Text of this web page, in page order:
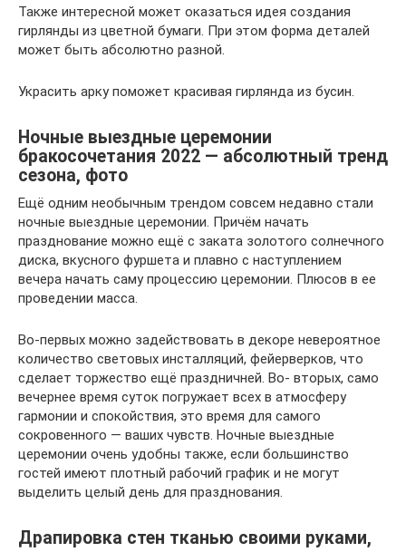
Также интересной может оказаться идея создания
гирлянды из цветной бумаги. При этом форма деталей
может быть абсолютно разной.
Украсить арку поможет красивая гирлянда из бусин.
Ночные выездные церемонии
бракосочетания 2022 — абсолютный тренд
сезона, фото
Ещё одним необычным трендом совсем недавно стали
ночные выездные церемонии. Причём начать
празднование можно ещё с заката золотого солнечного
диска, вкусного фуршета и плавно с наступлением
вечера начать саму процессию церемонии. Плюсов в ее
проведении масса.
Во-первых можно задействовать в декоре невероятное
количество световых инсталляций, фейерверков, что
сделает торжество ещё праздничней. Во- вторых, само
вечернее время суток погружает всех в атмосферу
гармонии и спокойствия, это время для самого
сокровенного — ваших чувств. Ночные выездные
церемонии очень удобны также, если большинство
гостей имеют плотный рабочий график и не могут
выделить целый день для празднования.
Драпировка стен тканью своими руками,